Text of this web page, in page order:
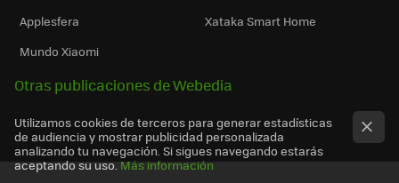
Applesfera
Xataka Smart Home
Mundo Xiaomi
Otras publicaciones de Webedia
Utilizamos cookies de terceros para generar estadísticas
de audiencia y mostrar publicidad personalizada
analizando tu navegación. Si sigues navegando estarás
aceptando su uso. Más información